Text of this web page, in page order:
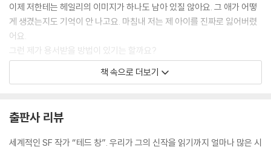
이제 저한테는 헤일리의 이미지가 하나도 남아 있질 않아요. 그 애가 어떻
게 생겼는지도 기억이 안 나고요. 마침내 저는 제 아이를 진짜로 잃어버렸
어요.
그런 제가 용서받을 방법이 있기는 할까요?
--- 켄 리우, 「추모와 기도」 중에서
는 훨씬 더 효과적이기 때문이다.
--- 테드 창, 「2059년에도 부유층 자녀들이 여전히 유리한 이유」 중에서
책 속으로 더보기
출판사 리뷰
세계적인 SF 작가 “테드 창”. 우리가 그의 신작을 읽기까지 얼마나 많은 시